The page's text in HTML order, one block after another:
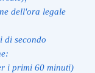
dell'ora legale
di secondo
i primi 60 minuti)